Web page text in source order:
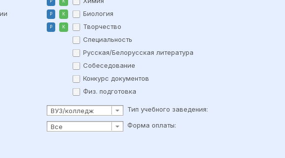
Р К Биология
Р К
Творчество
Специальность
Русская/Белорусская литература
Собеседование
Конкурс документов
Физ. подготовка
ВУЗ/колледж Тип учебного заведения:
Все Форма оплаты: